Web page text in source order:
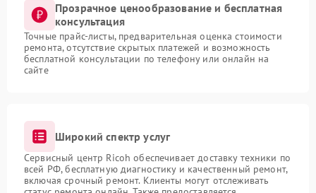
Прозрачное ценообразование и бесплатная
консультация
Точные прайс-листы, предварительная оценка стоимости
ремонта, отсутствие скрытых платежей и возможность
бесплатной консультации по телефону или онлайн на
сайте
Широкий спектр услуг
Сервисный центр Ricoh обеспечивает доставку техники по
всей РФ, бесплатную диагностику и качественный ремонт,
включая срочный ремонт. Клиенты могут отслеживать